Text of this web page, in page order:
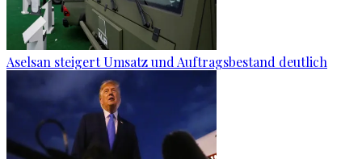
Aselsan steigert Umsatz und Auftragsbestand deutlich